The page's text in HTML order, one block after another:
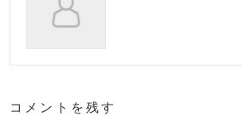
コメントを残す